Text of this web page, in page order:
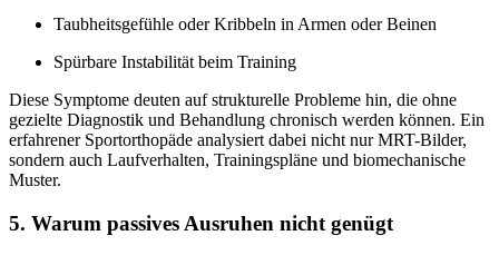
Taubheitsgefühle oder Kribbeln in Armen oder Beinen
Spürbare Instabilität beim Training
Diese Symptome deuten auf strukturelle Probleme hin, die ohne
gezielte Diagnostik und Behandlung chronisch werden können. Ein
erfahrener Sportorthopäde analysiert dabei nicht nur MRT-Bilder,
sondern auch Laufverhalten, Trainingspläne und biomechanische
Muster.
5. Warum passives Ausruhen nicht genügt